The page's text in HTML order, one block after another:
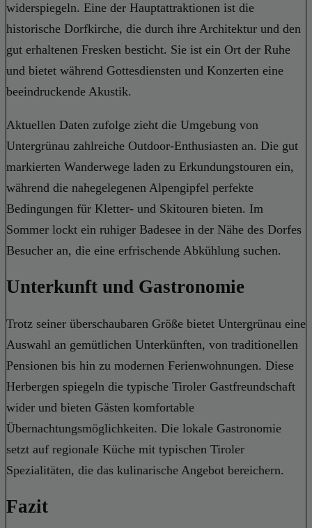
widerspiegeln. Eine der Hauptattraktionen ist die
historische Dorfkirche, die durch ihre Architektur und den
gut erhaltenen Fresken besticht. Sie ist ein Ort der Ruhe
und bietet während Gottesdiensten und Konzerten eine
beeindruckende Akustik.
Aktuellen Daten zufolge zieht die Umgebung von
Untergrünau zahlreiche Outdoor-Enthusiasten an. Die gut
markierten Wanderwege laden zu Erkundungstouren ein,
während die nahegelegenen Alpengipfel perfekte
Bedingungen für Kletter- und Skitouren bieten. Im
Sommer lockt ein ruhiger Badesee in der Nähe des Dorfes
Besucher an, die eine erfrischende Abkühlung suchen.
Unterkunft und Gastronomie
Trotz seiner überschaubaren Größe bietet Untergrünau eine
Auswahl an gemütlichen Unterkünften, von traditionellen
Pensionen bis hin zu modernen Ferienwohnungen. Diese
Herbergen spiegeln die typische Tiroler Gastfreundschaft
wider und bieten Gästen komfortable
Übernachtungsmöglichkeiten. Die lokale Gastronomie
setzt auf regionale Küche mit typischen Tiroler
Spezialitäten, die das kulinarische Angebot bereichern.
Fazit